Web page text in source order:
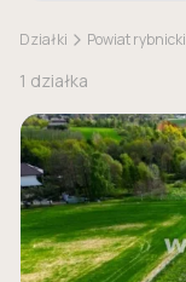
Działki Powiat rybnicki
1 działka